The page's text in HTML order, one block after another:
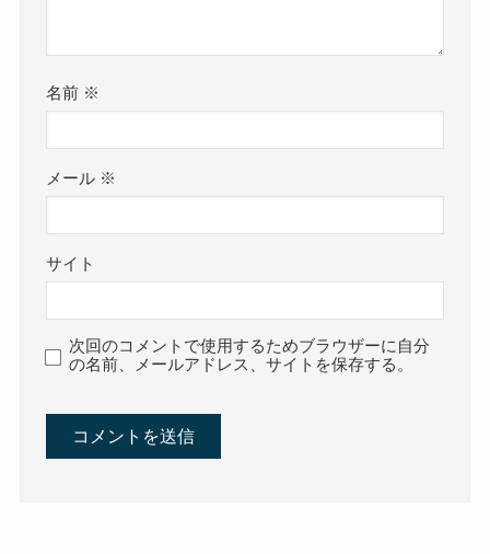
名前 ※
メール ※
サイト
次回のコメントで使用するためブラウザーに自分
の名前、メールアドレス、サイトを保存する。